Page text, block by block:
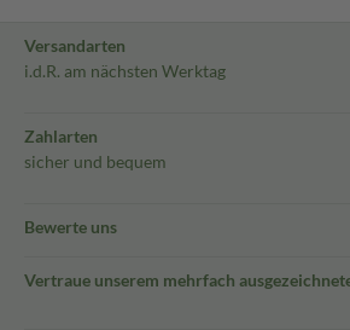
Versandarten
i.d.R. am nächsten Werktag
Zahlarten
sicher und bequem
Bewerte uns
Vertraue unserem mehrfach